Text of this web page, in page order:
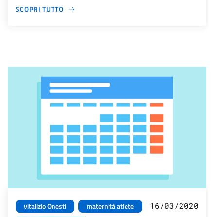
SCOPRI TUTTO
vitalizio Onesti
maternità atlete
16/03/2020